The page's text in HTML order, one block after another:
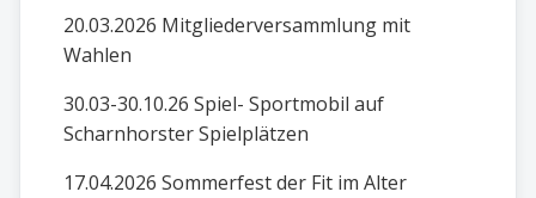
20.03.2026 Mitgliederversammlung mit
Wahlen
30.03-30.10.26 Spiel- Sportmobil auf
Scharnhorster Spielplätzen
17.04.2026 Sommerfest der Fit im Alter